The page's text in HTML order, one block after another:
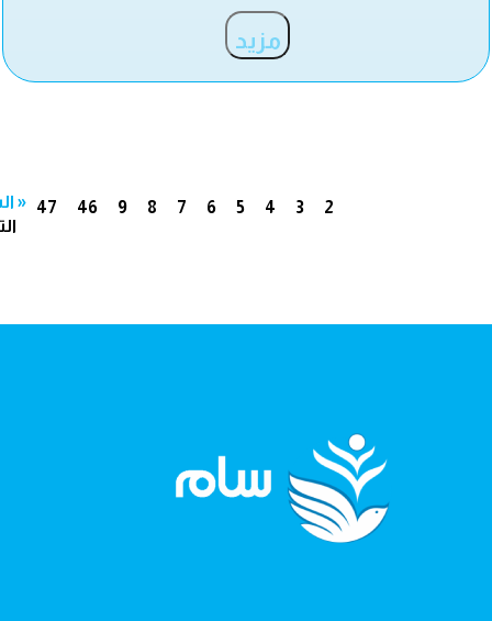
مزيد
« 2
3
4
5
6
7
8
9
46
47